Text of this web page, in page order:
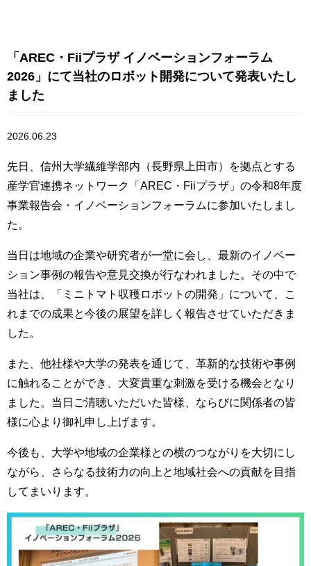
「AREC・Fiiプラザ イノベーションフォーラム
2026」にて当社のロボット開発について発表いたし
ました
2026.06.23
先日、信州大学繊維学部内（長野県上田市）を拠点とする
産学官連携ネットワーク「AREC・Fiiプラザ」の令和8年度
事業報告会・イノベーションフォーラムに参加いたしまし
た。
当日は地域の企業や研究者が一堂に会し、最新のイノベー
ション事例の報告や意見交換が行なわれました。その中で
当社は、「ミニトマト収穫ロボットの開発」について、こ
れまでの成果と今後の展望を詳しく報告させていただきま
した。
また、他社様や大学の発表を通じて、革新的な技術や事例
に触れることができ、大変貴重な刺激を受ける機会となり
ました。当日ご清聴いただいた皆様、ならびに関係者の皆
様に心より御礼申し上げます。
今後も、大学や地域の企業様との横のつながりを大切にし
ながら、さらなる技術力の向上と地域社会への貢献を目指
してまいります。